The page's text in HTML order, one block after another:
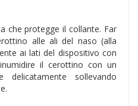
che protegge il collante. Far
alle ali del naso (alla
ai lati del dispositivo con
il cerottino con un
sollevando